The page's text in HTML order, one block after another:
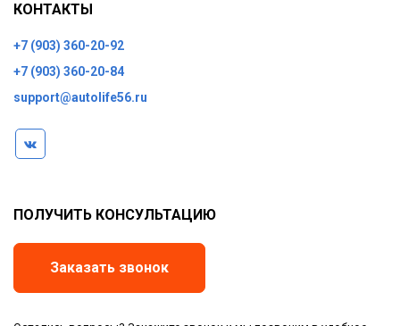
КОНТАКТЫ
+7 (903) 360-20-92
+7 (903) 360-20-84
support@autolife56.ru
ПОЛУЧИТЬ КОНСУЛЬТАЦИЮ
Заказать звонок